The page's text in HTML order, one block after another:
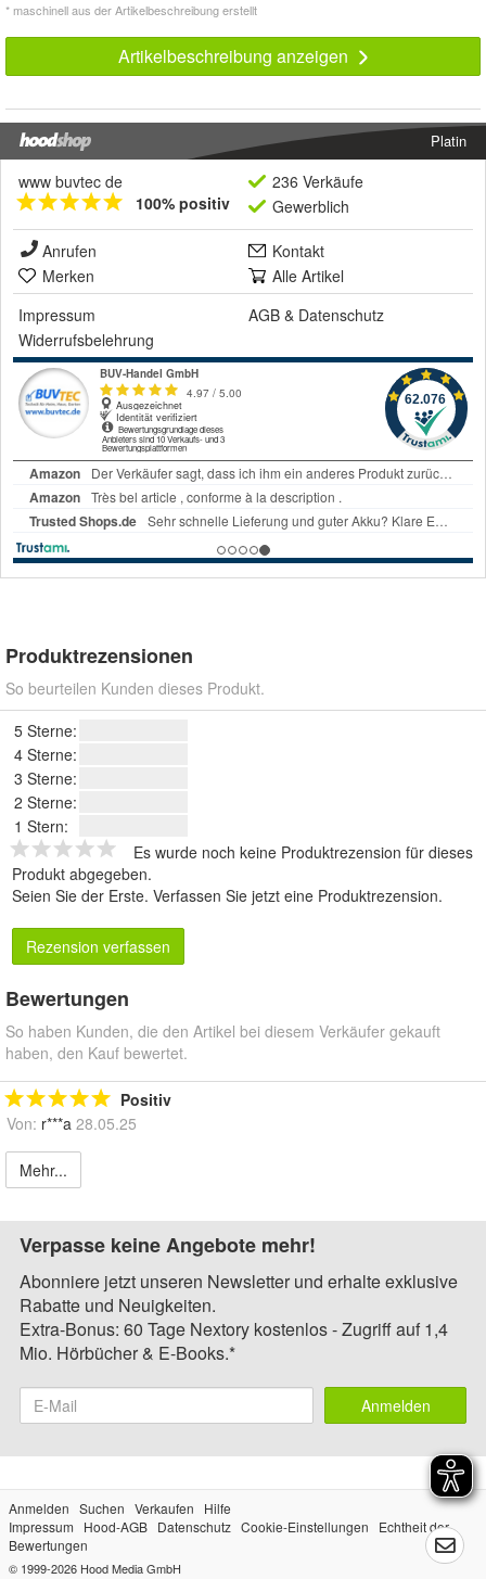
* maschinell aus der Artikelbeschreibung erstellt
Artikelbeschreibung anzeigen
Platin
www buvtec de
100% positiv
236 Verkäufe
Gewerblich
Anrufen
Kontakt
Merken
Alle Artikel
Impressum
AGB & Datenschutz
Widerrufsbelehrung
Produktrezensionen
So beurteilen Kunden dieses Produkt.
5 Sterne:
4 Sterne:
3 Sterne:
2 Sterne:
1 Stern:
Es wurde noch keine Produktrezension für dieses
Produkt abgegeben.
Seien Sie der Erste. Verfassen Sie jetzt eine Produktrezension.
Rezension verfassen
Bewertungen
So haben Kunden, die den Artikel bei diesem Verkäufer gekauft
haben, den Kauf bewertet.
Positiv
Von: r***a 28.05.25
Mehr...
Verpasse keine Angebote mehr!
Abonniere jetzt unseren Newsletter und erhalte exklusive
Rabatte und Neuigkeiten.
Extra-Bonus: 60 Tage Nextory kostenlos - Zugriff auf 1,4
Mio. Hörbücher & E-Books.*
Anmelden
Anmelden Suchen Verkaufen
Hilfe
Impressum
Hood-AGB Datenschutz Cookie-Einstellungen
Echtheit der
Bewertungen
© 1999-2026 Hood Media GmbH